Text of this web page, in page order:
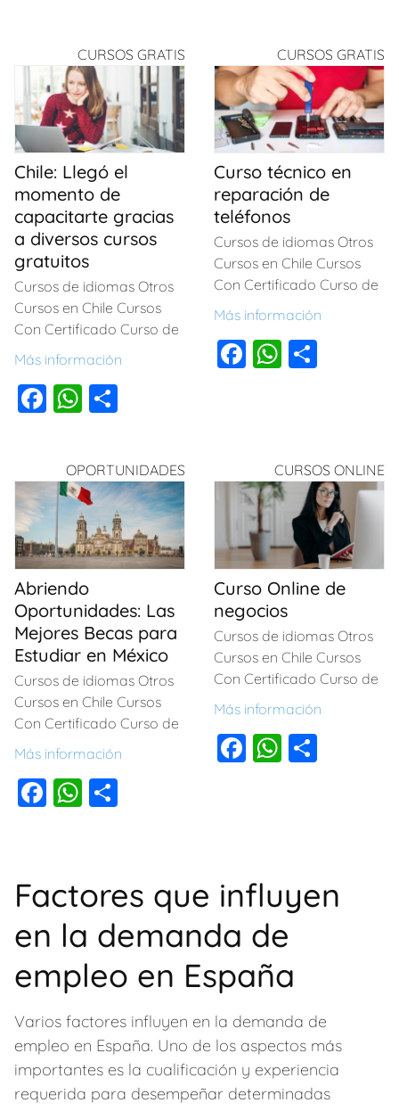
e
b
o
o
k
at
s
A
p
p
m
p
ar
tir
e
b
o
o
k
at
s
A
p
p
m
p
ar
tir
CURSOS GRATIS
Chile: Llegó el
momento de
capacitarte gracias
a diversos cursos
gratuitos
Cursos de idiomas Otros
Cursos en Chile Cursos
Con Certificado Curso de
Más información
F
e
b
o
o
k
W
at
s
A
p
p
m
p
ar
tir
CURSOS GRATIS
Curso técnico en
reparación de
teléfonos
Cursos de idiomas Otros
Cursos en Chile Cursos
Con Certificado Curso de
Más información
F
o
o
k
W
A
p
p
ar
tir
OPORTUNIDADES
Abriendo
Oportunidades: Las
Mejores Becas para
Estudiar en México
Cursos de idiomas Otros
Cursos en Chile Cursos
Con Certificado Curso de
Más información
F
b
o
o
k
W
A
p
p
ar
tir
CURSOS ONLINE
Curso Online de
negocios
Cursos de idiomas Otros
Cursos en Chile Cursos
Con Certificado Curso de
Más información
F
o
o
k
W
p
p
tir
Factores que influyen
en la demanda de
empleo en España
Varios factores influyen en la demanda de
empleo en España. Uno de los aspectos más
importantes es la cualificación y experiencia
requerida para desempeñar determinadas